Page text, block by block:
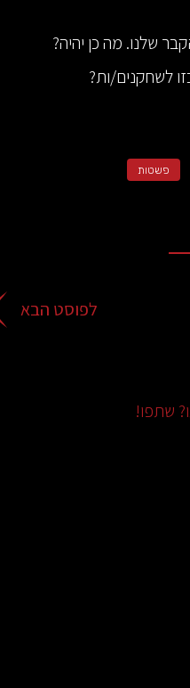
שלנו. מה כן יהיה?
לשחקנים/ות?
פשטות
לפוסט הבא
שתפו!